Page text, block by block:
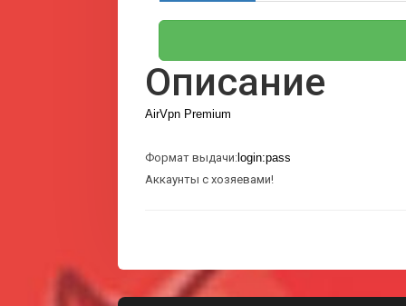
Описание
AirVpn Premium
Формат выдачи: login:pass
Аккаунты с хозяевами!